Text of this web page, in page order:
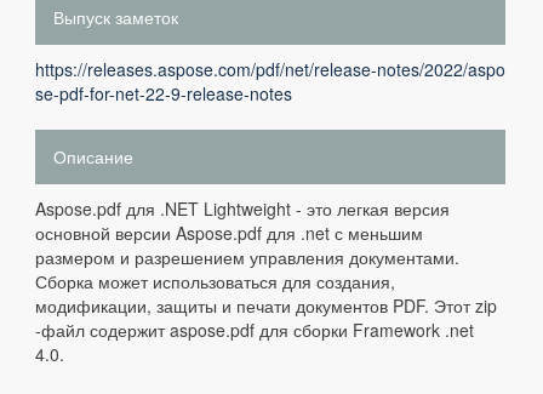
Выпуск заметок
https://releases.aspose.com/pdf/net/release-notes/2022/aspo
se-pdf-for-net-22-9-release-notes
Описание
Aspose.pdf для .NET Lightweight - это легкая версия
основной версии Aspose.pdf для .net с меньшим
размером и разрешением управления документами.
Сборка может использоваться для создания,
модификации, защиты и печати документов PDF. Этот zip
-файл содержит aspose.pdf для сборки Framework .net
4.0.